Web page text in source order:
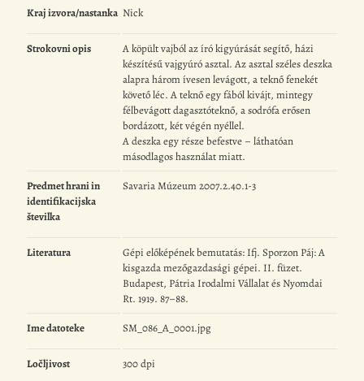
Kraj izvora/nastanka Nick
Strokovni opis
A köpült vajból az író kigyúrását segítő, házi
készítésű vajgyúró asztal. Az asztal széles deszka
alapra három ívesen levágott, a teknő fenekét
követő léc. A teknő egy fából kivájt, mintegy
félbevágott dagasztóteknő, a sodrófa erősen
bordázott, két végén nyéllel.
A deszka egy része befestve – láthatóan
másodlagos használat miatt.
Predmet hrani in
identifikacijska
številka
Savaria Múzeum 2007.2.40.1-3
Literatura
Gépi előképének bemutatás: Ifj. Sporzon Páj: A
kisgazda mezőgazdasági gépei. II. füzet.
Budapest, Pátria Irodalmi Vállalat és Nyomdai
Rt. 1919. 87–88.
Ime datoteke SM_086_A_0001.jpg
Ločljivost 300 dpi